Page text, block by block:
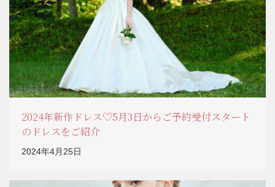
2024年新作ドレス♡5月3日からご予約受付スタート
のドレスをご紹介
2024年4月25日